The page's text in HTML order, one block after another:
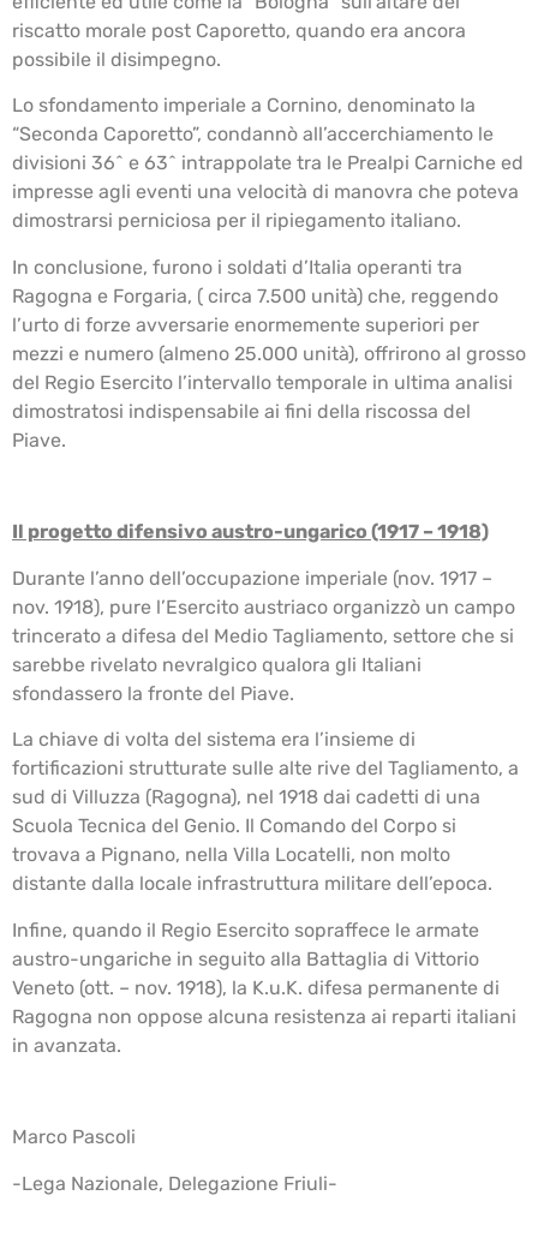
riscatto morale post Caporetto, quando era ancora
possibile il disimpegno.
Lo sfondamento imperiale a Cornino, denominato la
“Seconda Caporetto”, condannò all’accerchiamento le
divisioni 36^ e 63^ intrappolate tra le Prealpi Carniche ed
impresse agli eventi una velocità di manovra che poteva
dimostrarsi perniciosa per il ripiegamento italiano.
In conclusione, furono i soldati d’Italia operanti tra
Ragogna e Forgaria, ( circa 7.500 unità) che, reggendo
l’urto di forze avversarie enormemente superiori per
mezzi e numero (almeno 25.000 unità), offrirono al grosso
del Regio Esercito l’intervallo temporale in ultima analisi
dimostratosi indispensabile ai fini della riscossa del
Piave.
Il progetto difensivo austro-ungarico (1917 – 1918)
Durante l’anno dell’occupazione imperiale (nov. 1917 –
nov. 1918), pure l’Esercito austriaco organizzò un campo
trincerato a difesa del Medio Tagliamento, settore che si
sarebbe rivelato nevralgico qualora gli Italiani
sfondassero la fronte del Piave.
La chiave di volta del sistema era l’insieme di
fortificazioni strutturate sulle alte rive del Tagliamento, a
sud di Villuzza (Ragogna), nel 1918 dai cadetti di una
Scuola Tecnica del Genio. Il Comando del Corpo si
trovava a Pignano, nella Villa Locatelli, non molto
distante dalla locale infrastruttura militare dell’epoca.
Infine, quando il Regio Esercito sopraffece le armate
austro-ungariche in seguito alla Battaglia di Vittorio
Veneto (ott. – nov. 1918), la K.u.K. difesa permanente di
Ragogna non oppose alcuna resistenza ai reparti italiani
in avanzata.
Marco Pascoli
-Lega Nazionale, Delegazione Friuli-